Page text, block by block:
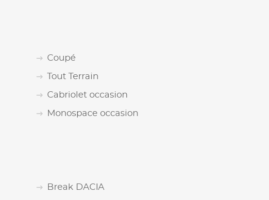
Coupé
Tout Terrain
Cabriolet occasion
Monospace occasion
Break DACIA